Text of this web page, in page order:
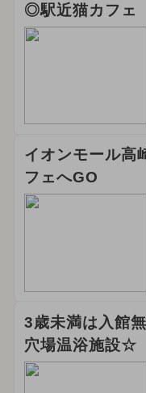
◎駅近猫カフェ
イオンモール高
フェへGO
3歳未満は入館
穴場温浴施設☆